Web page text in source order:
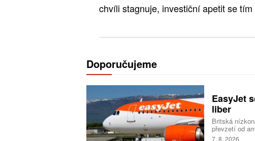
chvíli stagnuje, investiční apetit se
Doporučujeme
EasyJet
liber
Britská
převzetí od
Transakce
7. 8. 2026